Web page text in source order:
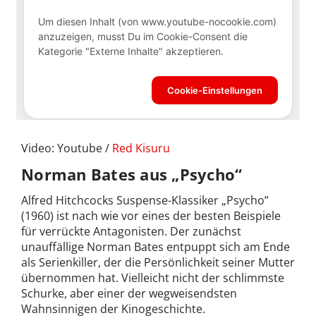
Video: Youtube / Red Kisuru
Norman Bates aus „Psycho“
Alfred Hitchcocks Suspense-Klassiker „Psycho”
(1960) ist nach wie vor eines der besten Beispiele
für verrückte Antagonisten. Der zunächst
unauffällige Norman Bates entpuppt sich am Ende
als Serienkiller, der die Persönlichkeit seiner Mutter
übernommen hat. Vielleicht nicht der schlimmste
Schurke, aber einer der wegweisendsten
Wahnsinnigen der Kinogeschichte.